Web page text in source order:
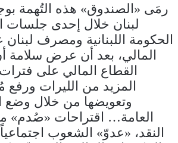
رمَى «الصندوق» هذه التُهمة
لبنان خلال إحدى جلسات
الحكومة اللبنانية ومصرف لبنان
المالي، بعد أن عرض سلامة
القطاع المالي على
المزيد من الليرات ورفع
وتعويضها من خلال وضع
العامة… اقتراحات «صُدم»
النقد، «عدوّ» الشعوب